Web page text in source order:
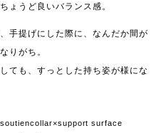
ょうど良いバランス感。
手提げにした際に、なんだか間が
りがち。
ても、すっとした持ち姿が様にな
soutiencollar×support surface